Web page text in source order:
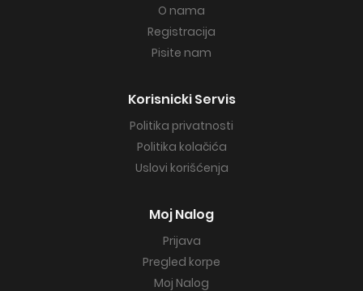
O nama
Registracija
Pisite nam
Korisnicki Servis
Politika privatnosti
Politika kolačića
Uslovi korišćenja
Moj Nalog
Prijava
Pregled korpe
Moj Nalog